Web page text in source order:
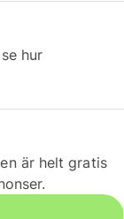
hur
är helt gratis